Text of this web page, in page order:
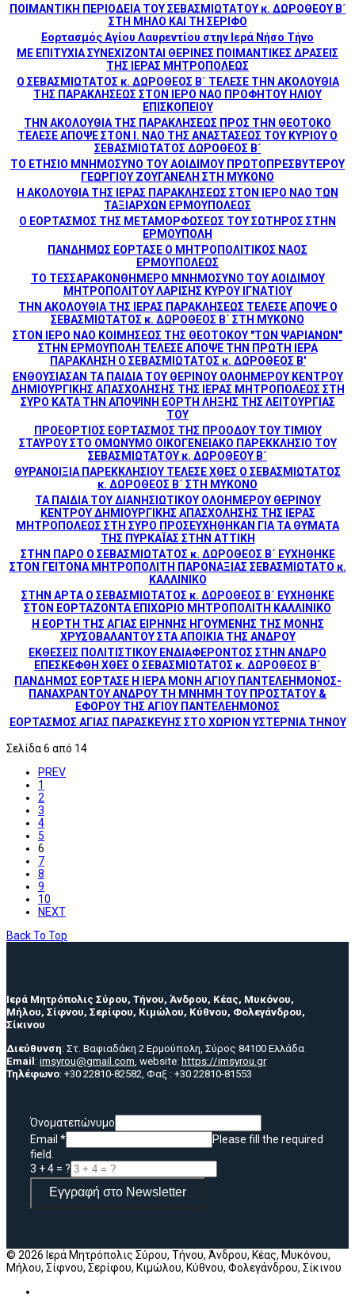
ΠΟΙΜΑΝΤΙΚΗ ΠΕΡΙΟΔΕΙΑ ΤΟΥ ΣΕΒΑΣΜΙΩΤΑΤΟΥ κ. ΔΩΡΟΘΕΟΥ Β´
ΣΤΗ ΜΗΛΟ ΚΑΙ ΤΗ ΣΕΡΙΦΟ
Εορτασμός Αγίου Λαυρεντίου στην Ιερά Νήσο Τήνο
ΜΕ ΕΠΙΤΥΧΙΑ ΣΥΝΕΧΙΖΟΝΤΑΙ ΘΕΡΙΝΕΣ ΠΟΙΜΑΝΤΙΚΕΣ ΔΡΑΣΕΙΣ
ΤΗΣ ΙΕΡΑΣ ΜΗΤΡΟΠΟΛΕΩΣ
Ο ΣΕΒΑΣΜΙΩΤΑΤΟΣ κ. ΔΩΡΟΘΕΟΣ Β´ ΤΕΛΕΣΕ ΤΗΝ ΑΚΟΛΟΥΘΙΑ
ΤΗΣ ΠΑΡΑΚΛΗΣΕΩΣ ΣΤΟΝ ΙΕΡΟ ΝΑΟ ΠΡΟΦΗΤΟΥ ΗΛΙΟΥ
ΕΠΙΣΚΟΠΕΙΟΥ
ΤΗΝ ΑΚΟΛΟΥΘΙΑ ΤΗΣ ΠΑΡΑΚΛΗΣΕΩΣ ΠΡΟΣ ΤΗΝ ΘΕΟΤΟΚΟ
ΤΕΛΕΣΕ ΑΠΟΨΕ ΣΤΟΝ Ι. ΝΑΟ ΤΗΣ ΑΝΑΣΤΑΣΕΩΣ ΤΟΥ ΚΥΡΙΟΥ Ο
ΣΕΒΑΣΜΙΩΤΑΤΟΣ ΔΩΡΟΘΕΟΣ Β´
ΤΟ ΕΤΗΣΙΟ ΜΝΗΜΟΣΥΝΟ ΤΟΥ ΑΟΙΔΙΜΟΥ ΠΡΩΤΟΠΡΕΣΒΥΤΕΡΟΥ
ΓΕΩΡΓΙΟΥ ΖΟΥΓΑΝΕΛΗ ΣΤΗ ΜΥΚΟΝΟ
Η ΑΚΟΛΟΥΘΙΑ ΤΗΣ ΙΕΡΑΣ ΠΑΡΑΚΛΗΣΕΩΣ ΣΤΟΝ ΙΕΡΟ ΝΑΟ ΤΩΝ
ΤΑΞΙΑΡΧΩΝ ΕΡΜΟΥΠΟΛΕΩΣ
Ο ΕΟΡΤΑΣΜΟΣ ΤΗΣ ΜΕΤΑΜΟΡΦΩΣΕΩΣ ΤΟΥ ΣΩΤΗΡΟΣ ΣΤΗΝ
ΕΡΜΟΥΠΟΛΗ
ΠΑΝΔΗΜΩΣ ΕΟΡΤΑΣΕ Ο ΜΗΤΡΟΠΟΛΙΤΙΚΟΣ ΝΑΟΣ
ΕΡΜΟΥΠΟΛΕΩΣ
ΤΟ ΤΕΣΣΑΡΑΚΟΝΘΗΜΕΡΟ ΜΝΗΜΟΣΥΝΟ ΤΟΥ ΑΟΙΔΙΜΟΥ
ΜΗΤΡΟΠΟΛΙΤΟΥ ΛΑΡΙΣΗΣ ΚΥΡΟΥ ΙΓΝΑΤΙΟΥ
ΤΗΝ ΑΚΟΛΟΥΘΙΑ ΤΗΣ ΙΕΡΑΣ ΠΑΡΑΚΛΗΣΕΩΣ ΤΕΛΕΣΕ ΑΠΟΨΕ Ο
ΣΕΒΑΣΜΙΩΤΑΤΟΣ κ. ΔΩΡΟΘΕΟΣ Β΄ ΣΤΗ ΜΥΚΟΝΟ
ΣΤΟΝ ΙΕΡΟ ΝΑΟ ΚΟΙΜΗΣΕΩΣ ΤΗΣ ΘΕΟΤΟΚΟΥ "ΤΩΝ ΨΑΡΙΑΝΩΝ"
ΣΤΗΝ ΕΡΜΟΥΠΟΛΗ ΤΕΛΕΣΕ ΑΠΟΨΕ ΤΗΝ ΠΡΩΤΗ ΙΕΡΑ
ΠΑΡΑΚΛΗΣΗ Ο ΣΕΒΑΣΜΙΩΤΑΤΟΣ κ. ΔΩΡΟΘΕΟΣ Β'
ΕΝΘΟΥΣΙΑΣΑΝ ΤΑ ΠΑΙΔΙΑ ΤΟΥ ΘΕΡΙΝΟΥ ΟΛΟΗΜΕΡΟΥ ΚΕΝΤΡΟΥ
ΔΗΜΙΟΥΡΓΙΚΗΣ ΑΠΑΣΧΟΛΗΣΗΣ ΤΗΣ ΙΕΡΑΣ ΜΗΤΡΟΠΟΛΕΩΣ ΣΤΗ
ΣΥΡΟ ΚΑΤΑ ΤΗΝ ΑΠΟΨΙΝΗ ΕΟΡΤΗ ΛΗΞΗΣ ΤΗΣ ΛΕΙΤΟΥΡΓΙΑΣ
ΤΟΥ
ΠΡΟΕΟΡΤΙΟΣ ΕΟΡΤΑΣΜΟΣ ΤΗΣ ΠΡΟΟΔΟΥ ΤΟΥ ΤΙΜΙΟΥ
ΣΤΑΥΡΟΥ ΣΤΟ ΟΜΩΝΥΜΟ ΟΙΚΟΓΕΝΕΙΑΚΟ ΠΑΡΕΚΚΛΗΣΙΟ ΤΟΥ
ΣΕΒΑΣΜΙΩΤΑΤΟΥ κ. ΔΩΡΟΘΕΟΥ Β´
ΘΥΡΑΝΟΙΞΙΑ ΠΑΡΕΚΚΛΗΣΙΟΥ ΤΕΛΕΣΕ ΧΘΕΣ Ο ΣΕΒΑΣΜΙΩΤΑΤΟΣ
κ. ΔΩΡΟΘΕΟΣ Β´ ΣΤΗ ΜΥΚΟΝΟ
ΤΑ ΠΑΙΔΙΑ ΤΟΥ ΔΙΑΝΗΣΙΩΤΙΚΟΥ ΟΛΟΗΜΕΡΟΥ ΘΕΡΙΝΟΥ
ΚΕΝΤΡΟΥ ΔΗΜΙΟΥΡΓΙΚΗΣ ΑΠΑΣΧΟΛΗΣΗΣ ΤΗΣ ΙΕΡΑΣ
ΜΗΤΡΟΠΟΛΕΩΣ ΣΤΗ ΣΥΡΟ ΠΡΟΣΕΥΧΗΘΗΚΑΝ ΓΙΑ ΤΑ ΘΥΜΑΤΑ
ΤΗΣ ΠΥΡΚΑΪΑΣ ΣΤΗΝ ΑΤΤΙΚΗ
ΣΤΗΝ ΠΑΡΟ Ο ΣΕΒΑΣΜΙΩΤΑΤΟΣ κ. ΔΩΡΟΘΕΟΣ Β΄ ΕΥΧΗΘΗΚΕ
ΣΤΟΝ ΓΕΙΤΟΝΑ ΜΗΤΡΟΠΟΛΙΤΗ ΠΑΡΟΝΑΞΙΑΣ ΣΕΒΑΣΜΙΩΤΑΤΟ κ.
ΚΑΛΛΙΝΙΚΟ
ΣΤΗΝ ΑΡΤΑ Ο ΣΕΒΑΣΜΙΩΤΑΤΟΣ κ. ΔΩΡΟΘΕΟΣ Β´ ΕΥΧΗΘΗΚΕ
ΣΤΟΝ ΕΟΡΤΑΖΟΝΤΑ ΕΠΙΧΩΡΙΟ ΜΗΤΡΟΠΟΛΙΤΗ ΚΑΛΛΙΝΙΚΟ
Η ΕΟΡΤΗ ΤΗΣ ΑΓΙΑΣ ΕΙΡΗΝΗΣ ΗΓΟΥΜΕΝΗΣ ΤΗΣ ΜΟΝΗΣ
ΧΡΥΣΟΒΑΛΑΝΤΟΥ ΣΤΑ ΑΠΟΙΚΙΑ ΤΗΣ ΑΝΔΡΟΥ
ΕΚΘΕΣΕΙΣ ΠΟΛΙΤΙΣΤΙΚΟΥ ΕΝΔΙΑΦΕΡΟΝΤΟΣ ΣΤΗΝ ΑΝΔΡΟ
ΕΠΕΣΚΕΦΘΗ ΧΘΕΣ Ο ΣΕΒΑΣΜΙΩΤΑΤΟΣ κ. ΔΩΡΟΘΕΟΣ Β´
ΠΑΝΔΗΜΩΣ ΕΟΡΤΑΣΕ Η ΙΕΡΑ ΜΟΝΗ ΑΓΙΟΥ ΠΑΝΤΕΛΕΗΜΟΝΟΣ-
ΠΑΝΑΧΡΑΝΤΟΥ ΑΝΔΡΟΥ ΤΗ ΜΝΗΜΗ ΤΟΥ ΠΡΟΣΤΑΤΟΥ &
ΕΦΟΡΟΥ ΤΗΣ ΑΓΙΟΥ ΠΑΝΤΕΛΕΗΜΟΝΟΣ
ΕΟΡΤΑΣΜΟΣ ΑΓΙΑΣ ΠΑΡΑΣΚΕΥΗΣ ΣΤΟ ΧΩΡΙΟΝ ΥΣΤΕΡΝΙΑ ΤΗΝΟΥ
Σελίδα 6 από 14
PREV
1
2
3
4
5
6
7
8
9
10
NEXT
Back To Top
Ιερά Μητρόπολις Σύρου, Τήνου, Άνδρου, Κέας, Μυκόνου,
Μήλου, Σίφνου, Σερίφου, Κιμώλου, Κύθνου, Φολεγάνδρου,
Σίκινου
Διεύθυνση: Στ. Βαφιαδάκη 2 Ερμούπολη, Σύρος 84100 Ελλάδα
Email : imsyrou@gmail.com , website: https://imsyrou.gr
Τηλέφωνο: +30 22810-82582, Φαξ : +30 22810-81553
Όνοματεπώνυμο
Email *
Please fill the required
field.
3 + 4 = ?
Εγγραφή στο Newsletter
© 2026 Ιερά Μητρόπολις Σύρου, Τήνου, Άνδρου, Κέας, Μυκόνου,
Μήλου, Σίφνου, Σερίφου, Κιμώλου, Κύθνου, Φολεγάνδρου, Σίκινου